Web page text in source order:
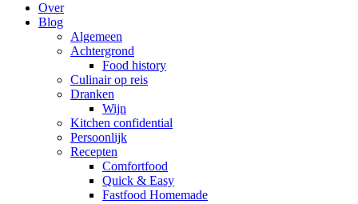
Over
Blog
Algemeen
Achtergrond
Food history
Culinair op reis
Dranken
Wijn
Kitchen confidential
Persoonlijk
Recepten
Comfortfood
Quick & Easy
Fastfood Homemade